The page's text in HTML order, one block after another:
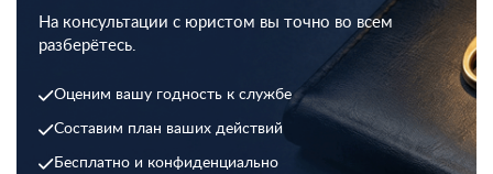
На консультации с юристом вы точно во всем
разберётесь.
Оценим вашу годность к службе
Составим план ваших действий
Бесплатно и конфиденциально